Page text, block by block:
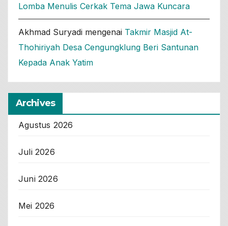
Lomba Menulis Cerkak Tema Jawa Kuncara
Akhmad Suryadi mengenai Takmir Masjid At-
Thohiriyah Desa Cengungklung Beri Santunan
Kepada Anak Yatim
Archives
Agustus 2026
Juli 2026
Juni 2026
Mei 2026